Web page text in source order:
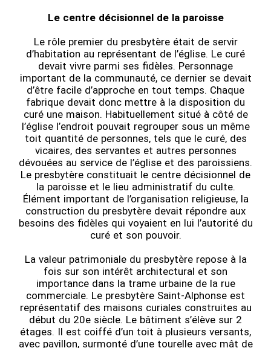
Le centre décisionnel de la paroisse
Le rôle premier du presbytère était de servir
d’habitation au représentant de l’église. Le curé
devait vivre parmi ses fidèles. Personnage
important de la communauté, ce dernier se devait
d’être facile d’approche en tout temps. Chaque
fabrique devait donc mettre à la disposition du
curé une maison. Habituellement situé à côté de
l’église l’endroit pouvait regrouper sous un même
toit quantité de personnes, tels que le curé, des
vicaires, des servantes et autres personnes
dévouées au service de l’église et des paroissiens.
Le presbytère constituait le centre décisionnel de
la paroisse et le lieu administratif du culte.
Élément important de l’organisation religieuse, la
construction du presbytère devait répondre aux
besoins des fidèles qui voyaient en lui l’autorité du
curé et son pouvoir.
La valeur patrimoniale du presbytère repose à la
fois sur son intérêt architectural et son
importance dans la trame urbaine de la rue
commerciale. Le presbytère Saint-Alphonse est
représentatif des maisons curiales construites au
début du 20e siècle. Le bâtiment s’élève sur 2
étages. Il est coiffé d’un toit à plusieurs versants,
avec pavillon, surmonté d’une tourelle avec mât de